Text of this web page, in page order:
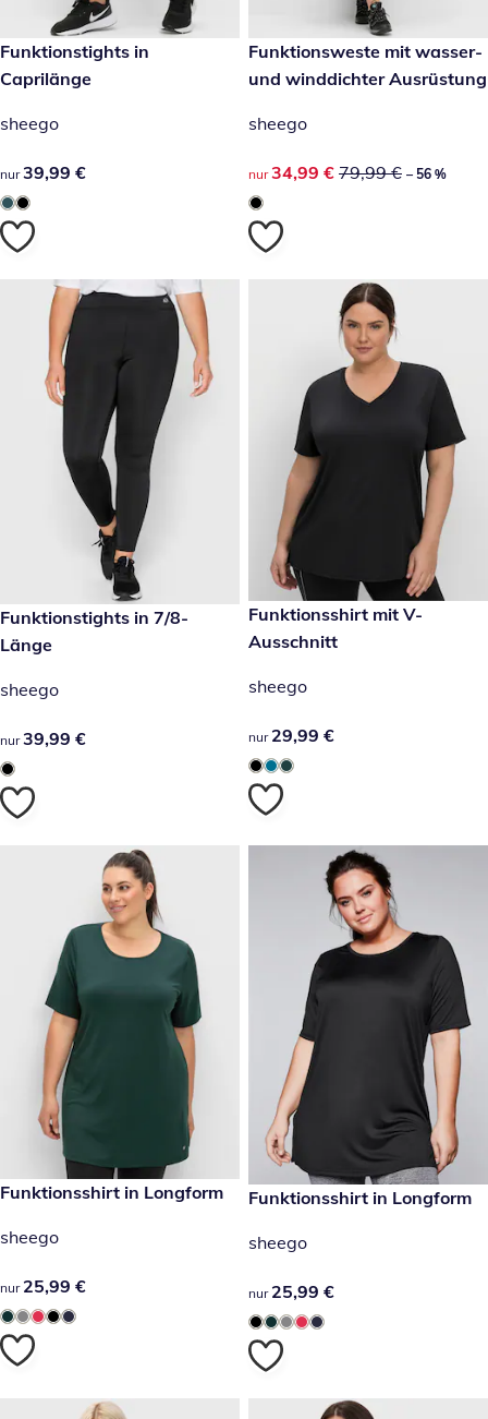
39,99 €
Funktionstights in
Caprilänge
sheego
39,99 €
nur 39,99 €
reduzierter Preis 34,99 €,
-56 %
Funktionsweste mit wasser-
und winddichter Ausrüstung
sheego
reduzierter Preis 34,99 €,
nur 34,99 € 79,99 € – 56 %
39,99 €
Funktionstights in 7/8-
Länge
sheego
39,99 €
nur 39,99 €
29,99 €
Funktionsshirt mit V-
Ausschnitt
sheego
29,99 €
nur 29,99 €
25,99 €
Funktionsshirt in Longform
sheego
25,99 €
nur 25,99 €
25,99 €
Funktionsshirt in Longform
sheego
25,99 €
nur 25,99 €